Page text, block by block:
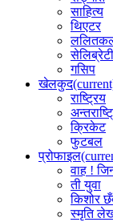
साहित्य
थिएटर
सेलिब्रेटी
गसिप
खेलकुद
राष्ट्रिय
क्रिकेट
फुटबल
प्रोफाइल
वाह !
ती युवा
किशोर
स्मृति